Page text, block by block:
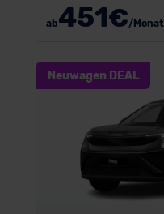
ab451€/Monat
Neuwagen DEAL